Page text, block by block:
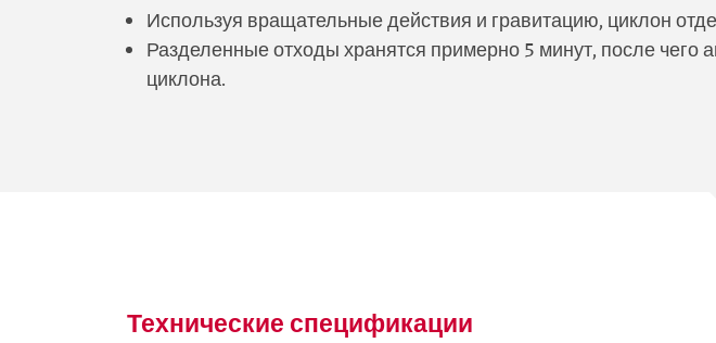
Используя вращательные действия и гравитацию, циклон
Разделенные отходы хранятся примерно 5 минут, после чего
циклона.
Технические спецификации